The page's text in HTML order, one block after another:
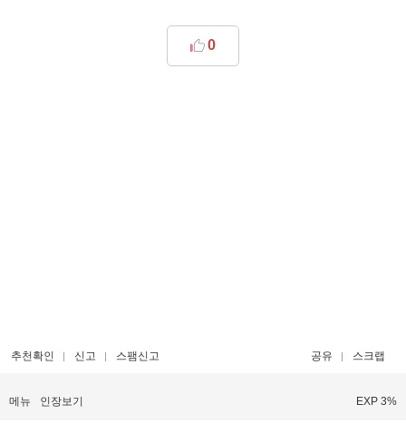
0
추천확인 신고 스팸신고 공유 스크랩
메뉴 인장보기 EXP 3%